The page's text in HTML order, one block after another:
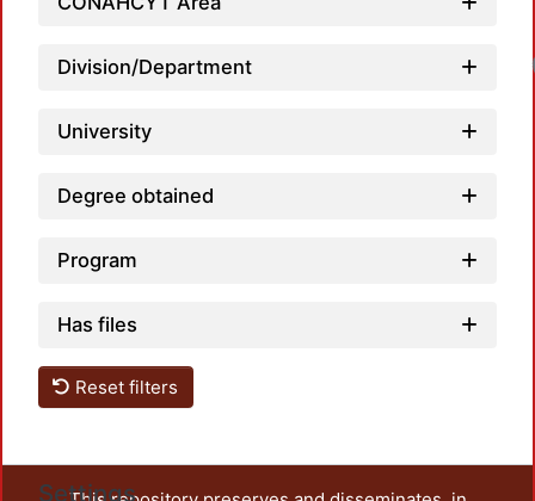
Division/Department
University
Degree obtained
Program
Has files
Reset filters
Settings